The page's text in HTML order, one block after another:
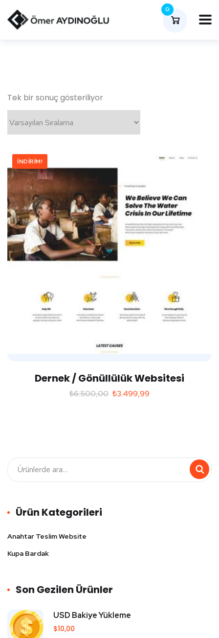
0
Tek bir sonuç gösteriliyor
İNDIRIM!
Dernek / Gönüllülük Websitesi
₺6.500,00 ₺3.499,99
Ürün Kategorileri
Anahtar Teslim Website
Kupa Bardak
Son Gezilen Ürünler
USD Bakiye Yükleme
$10,00